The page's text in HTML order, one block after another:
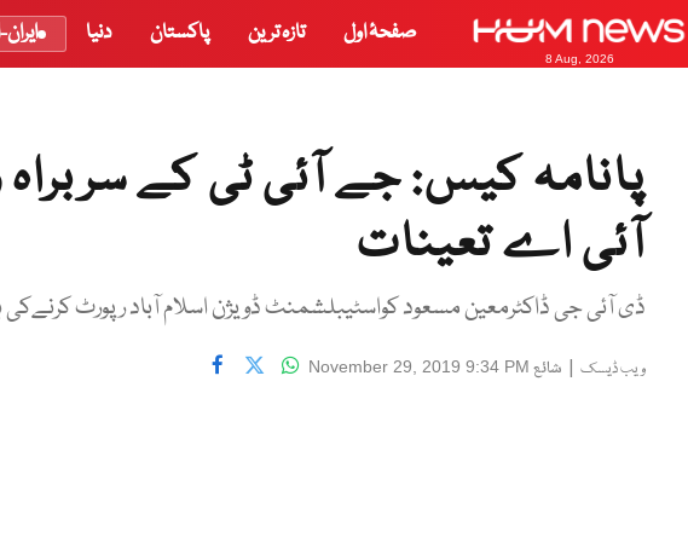
8 Aug, 2026
صفحۂ اول تازہ ترین پاکستان دنیا
پانامہ کیس: جے آئی ٹی کے
آئی اے تعینات
ڈی آئی جی ڈاکٹرمعین مسعود کواسٹیبلشمنٹ ڈویژن اسلام آباد رپورٹ
ویب ڈیسک | شائع November 29, 2019 9:34 PM